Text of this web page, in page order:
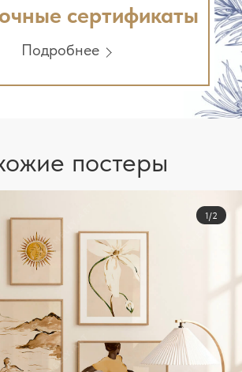
сертификаты
Подробнее
постеры
1/2